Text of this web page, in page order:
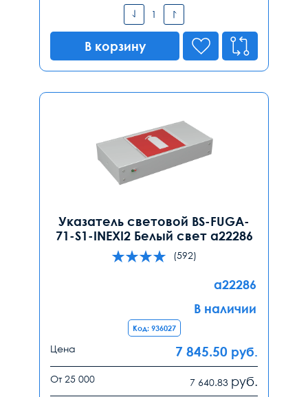
В корзину
Указатель световой BS-FUGA-
71-S1-INEXI2 Белый свет a22286
(592)
a22286
В наличии
Код: 936027
Цена 7 845.50 руб.
От 25 000 7 640.83 руб.